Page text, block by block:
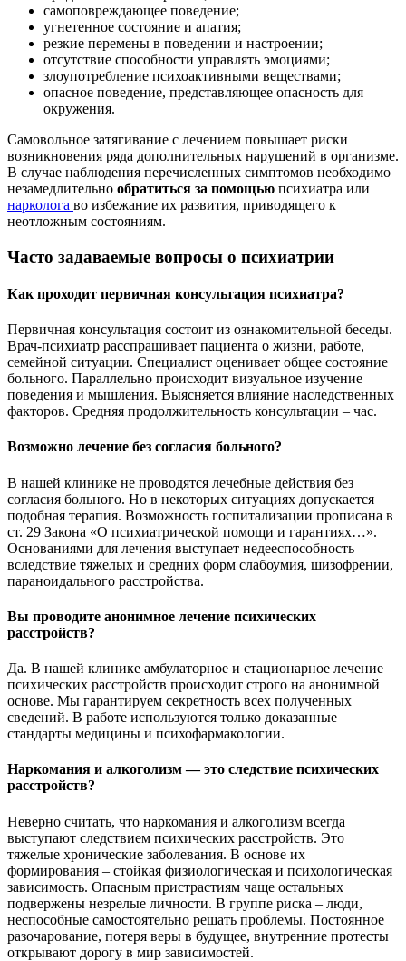
самоповреждающее поведение;
угнетенное состояние и апатия;
резкие перемены в поведении и настроении;
отсутствие способности управлять эмоциями;
злоупотребление психоактивными веществами;
опасное поведение, представляющее опасность для
окружения.
Самовольное затягивание с лечением повышает риски
возникновения ряда дополнительных нарушений в организме.
В случае наблюдения перечисленных симптомов необходимо
незамедлительно обратиться за помощью психиатра или
нарколога во избежание их развития, приводящего к
неотложным состояниям.
Часто задаваемые вопросы о психиатрии
Как проходит первичная консультация психиатра?
Первичная консультация состоит из ознакомительной беседы.
Врач-психиатр расспрашивает пациента о жизни, работе,
семейной ситуации. Специалист оценивает общее состояние
больного. Параллельно происходит визуальное изучение
поведения и мышления. Выясняется влияние наследственных
факторов. Средняя продолжительность консультации – час.
Возможно лечение без согласия больного?
В нашей клинике не проводятся лечебные действия без
согласия больного. Но в некоторых ситуациях допускается
подобная терапия. Возможность госпитализации прописана в
ст. 29 Закона «О психиатрической помощи и гарантиях…».
Основаниями для лечения выступает недееспособность
вследствие тяжелых и средних форм слабоумия, шизофрении,
параноидального расстройства.
Вы проводите анонимное лечение психических
расстройств?
Да. В нашей клинике амбулаторное и стационарное лечение
психических расстройств происходит строго на анонимной
основе. Мы гарантируем секретность всех полученных
сведений. В работе используются только доказанные
стандарты медицины и психофармакологии.
Наркомания и алкоголизм — это следствие психических
расстройств?
Неверно считать, что наркомания и алкоголизм всегда
выступают следствием психических расстройств. Это
тяжелые хронические заболевания. В основе их
формирования – стойкая физиологическая и психологическая
зависимость. Опасным пристрастиям чаще остальных
подвержены незрелые личности. В группе риска – люди,
неспособные самостоятельно решать проблемы. Постоянное
разочарование, потеря веры в будущее, внутренние протесты
открывают дорогу в мир зависимостей.